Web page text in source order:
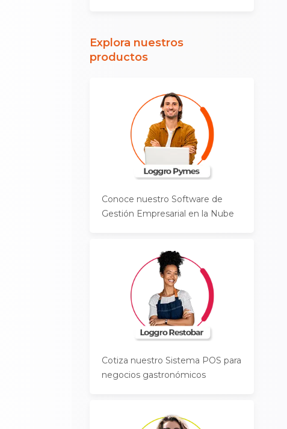
Explora nuestros
productos
Conoce nuestro Software de
Gestión Empresarial en la Nube
Cotiza nuestro Sistema POS para
negocios gastronómicos